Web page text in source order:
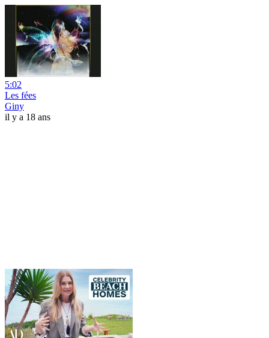
5:02
Les fées
Giny
il y a 18 ans